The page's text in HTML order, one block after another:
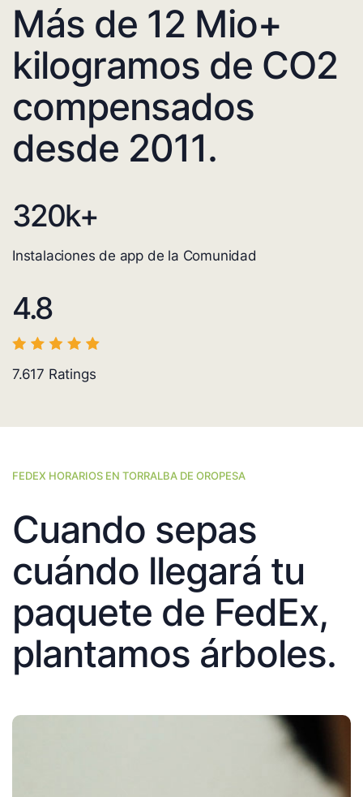
Más de 12 Mio+
kilogramos de CO2
compensados
desde 2011.
320k+
Instalaciones de app de la Comunidad
4.8
7.617 Ratings
FEDEX HORARIOS EN TORRALBA DE OROPESA
Cuando sepas
cuándo llegará tu
paquete de FedEx,
plantamos árboles.